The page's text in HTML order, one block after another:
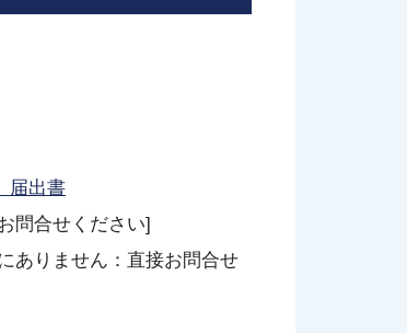
届出書
問合せください]
ありません：直接お問合せ